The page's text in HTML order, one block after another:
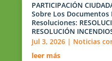
PARTICIPACIÓN
Sobre Los Documentos
Resoluciones:
RESOLUCIÓN
Jul 3, 2026| Noticias
leer más